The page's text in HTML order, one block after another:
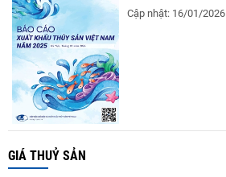
Cập nhật: 16/01/2026
GIÁ THUỶ SẢN